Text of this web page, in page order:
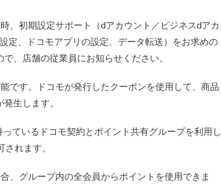
、初期設定サポート（dアカウント／ビジネスdアカ
定、ドコモアプリの設定、データ転送）をお求めの
、店舗の従業員にお知らせください。
です。ドコモが発行したクーポンを使用して、商品
生します。
ているドコモ契約とポイント共有グループを利用し
れます。
、グループ内の全会員からポイントを使用できま